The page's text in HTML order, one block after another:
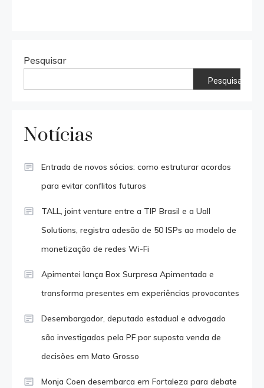
Pesquisar
Pesquisar
Notícias
Entrada de novos sócios: como estruturar acordos
para evitar conflitos futuros
TALL, joint venture entre a TIP Brasil e a Uall
Solutions, registra adesão de 50 ISPs ao modelo de
monetização de redes Wi-Fi
Apimentei lança Box Surpresa Apimentada e
transforma presentes em experiências provocantes
Desembargador, deputado estadual e advogado
são investigados pela PF por suposta venda de
decisões em Mato Grosso
Monja Coen desembarca em Fortaleza para debate